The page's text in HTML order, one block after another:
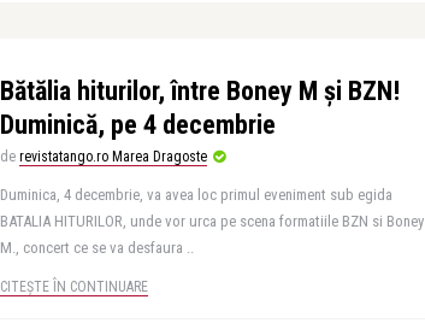
Bătălia hiturilor, între Boney M și BZN!
Duminică, pe 4 decembrie
de revistatango.ro Marea Dragoste
Duminica, 4 decembrie, va avea loc primul eveniment sub egida
BATALIA HITURILOR, unde vor urca pe scena formatiile BZN si Boney
M., concert ce se va desfaura ..
CITEȘTE ÎN CONTINUARE